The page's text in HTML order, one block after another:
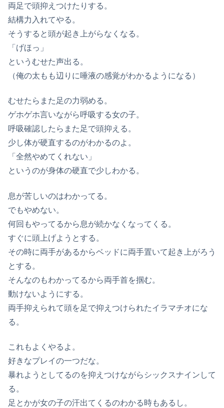
両足で頭抑えつけたりする。
結構力入れてやる。
そうすると頭が起き上がらなくなる。
「げほっ」
というむせた声出る。
（俺の太もも辺りに唾液の感覚がわかるようになる）
むせたらまた足の力弱める。
ゲホゲホ言いながら呼吸する女の子。
呼吸確認したらまた足で頭抑える。
少し体が硬直するのがわかるのよ。
「全然やめてくれない」
というのが身体の硬直で少しわかる。
息が苦しいのはわかってる。
でもやめない。
何回もやってるから息が続かなくなってくる。
すぐに頭上げようとする。
その時に両手があるからベッドに両手置いて起き上がろう
とする。
そんなのもわかってるから両手首を掴む。
動けないようにする。
両手抑えられて頭を足で抑えつけられたイラマチオにな
る。
これもよくやるよ。
好きなプレイの一つだな。
暴れようとしてるのを抑えつけながらシックスナインして
る。
足とかが女の子の汗出てくるのわかる時もあるし。